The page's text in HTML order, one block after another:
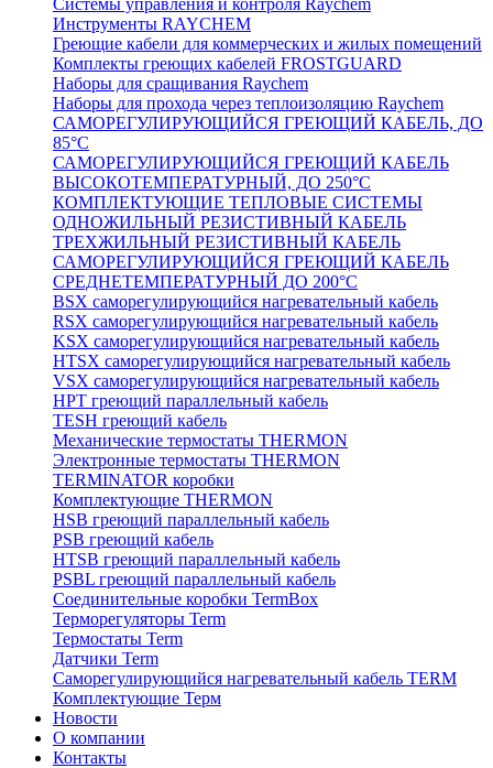
Системы управления и контроля Raychem
Инструменты RAYCHEM
Греющие кабели для коммерческих и жилых помещений
Комплекты греющих кабелей FROSTGUARD
Наборы для сращивания Raychem
Наборы для прохода через теплоизоляцию Raychem
САМОРЕГУЛИРУЮЩИЙСЯ ГРЕЮЩИЙ КАБЕЛЬ, ДО
85°С
САМОРЕГУЛИРУЮЩИЙСЯ ГРЕЮЩИЙ КАБЕЛЬ
ВЫСОКОТЕМПЕРАТУРНЫЙ, ДО 250°С
КОМПЛЕКТУЮЩИЕ ТЕПЛОВЫЕ СИСТЕМЫ
ОДНОЖИЛЬНЫЙ РЕЗИСТИВНЫЙ КАБЕЛЬ
ТРЕХЖИЛЬНЫЙ РЕЗИСТИВНЫЙ КАБЕЛЬ
САМОРЕГУЛИРУЮЩИЙСЯ ГРЕЮЩИЙ КАБЕЛЬ
СРЕДНЕТЕМПЕРАТУРНЫЙ ДО 200°С
BSX саморегулирующийся нагревательный кабель
RSX саморегулирующийся нагревательный кабель
KSX саморегулирующийся нагревательный кабель
HTSX саморегулирующийся нагревательный кабель
VSX саморегулирующийся нагревательный кабель
НРТ греющий параллельный кабель
TESH греющий кабель
Механические термостаты THERMON
Электронные термостаты THERMON
TERMINATOR коробки
Комплектующие THERMON
HSB греющий параллельный кабель
PSB греющий кабель
HTSB греющий параллельный кабель
PSBL греющий параллельный кабель
Соединительные коробки TermBox
Терморегуляторы Term
Термостаты Term
Датчики Term
Саморегулирующийся нагревательный кабель TERM
Комплектующие Терм
Новости
О компании
Контакты